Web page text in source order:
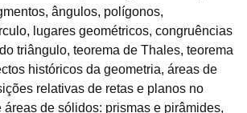
ângulos, polígonos,
lugares geométricos, congruências
triângulo, teorema de Thales, teorema
históricos da geometria, áreas de
relativas de retas e planos no
áreas de sólidos: prismas e pirâmides,